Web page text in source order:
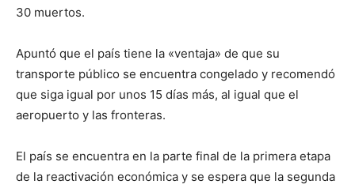
30 muertos.
Apuntó que el país tiene la «ventaja» de que su
transporte público se encuentra congelado y recomendó
que siga igual por unos 15 días más, al igual que el
aeropuerto y las fronteras.
El país se encuentra en la parte final de la primera etapa
de la reactivación económica y se espera que la segunda